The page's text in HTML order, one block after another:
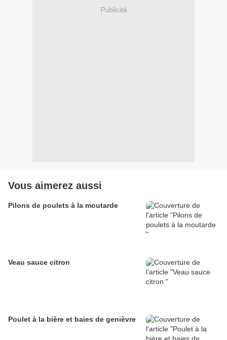
Publicité
Vous aimerez aussi
Pilons de poulets à la moutarde
Veau sauce citron
Poulet à la bière et baies de genièvre